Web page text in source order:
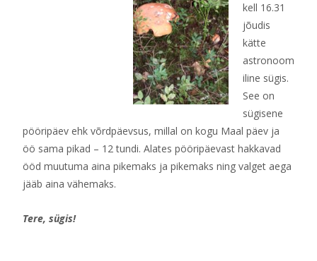
kell 16.31
jõudis
kätte
astronoom
iline sügis.
See on
sügisene
pööripäev ehk võrdpäevsus, millal on kogu Maal päev ja
öö sama pikad – 12 tundi. Alates pööripäevast hakkavad
ööd muutuma aina pikemaks ja pikemaks ning valget aega
jääb aina vähemaks.
Tere, sügis!